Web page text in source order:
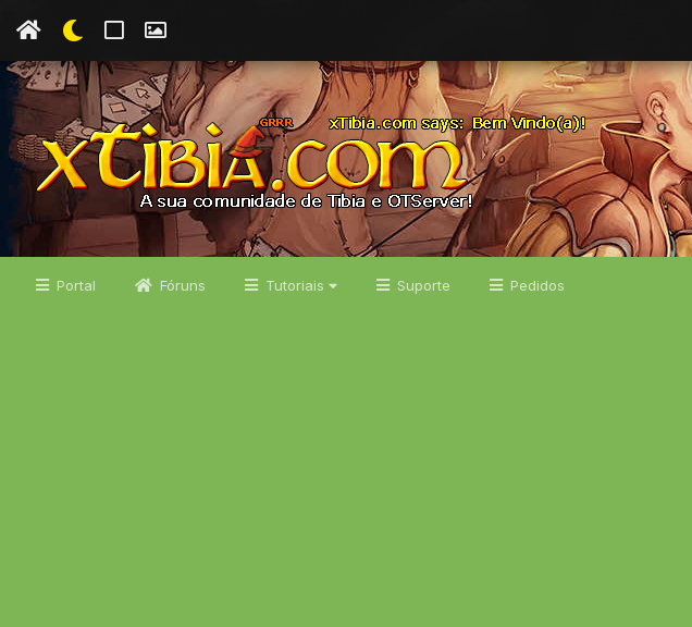
Portal Fóruns Tutoriais Suporte Pedidos